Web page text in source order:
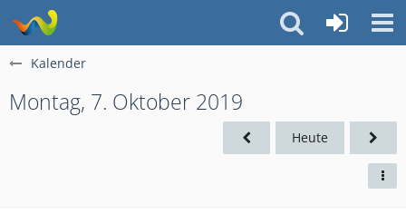
Kalender
Montag, 7. Oktober 2019
Heute